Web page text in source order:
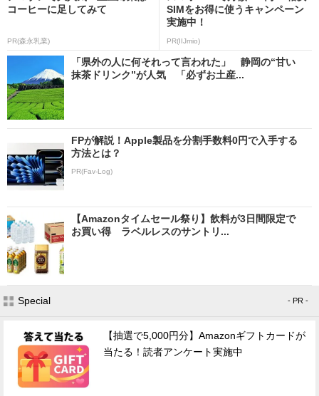
コーヒーに足してみて
PR(森永乳業)
SIMをお得に使うキャンペーン
実施中！
PR(IIJmio)
「県外の人に何それって言われた」 静岡の“甘い
抹茶ドリンク”が人気 「必ずお土産...
FPが解説！Apple製品を分割手数料0円で入手する
方法とは？
PR(Fav-Log)
【Amazonタイムセール祭り】飲料が3日間限定で
お買い得 ラベルレスのサントリ...
Special - PR -
【抽選で5,000円分】Amazonギフトカードが
当たる！読者アンケート実施中